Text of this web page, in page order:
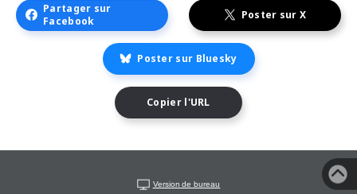
Partager sur
Facebook
Poster sur X
Poster sur Bluesky
Copier l'URL
Version de bureau